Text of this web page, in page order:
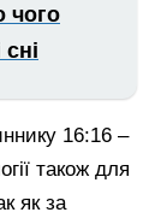
чого
16:16 –
також для
як за